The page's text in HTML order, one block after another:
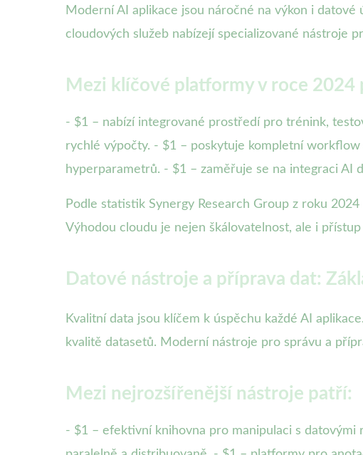
Moderní AI aplikace jsou náročné na výkon i
cloudových služeb nabízejí specializované nástroje
Mezi klíčové platformy v roce 2024
- $1 – nabízí integrované prostředí pro trénink,
rychlé výpočty. - $1 – poskytuje kompletní
hyperparametrů. - $1 – zaměřuje se na integraci
Podle statistik Synergy Research Group z roku
Výhodou cloudu je nejen škálovatelnost, ale i
Datové nástroje a příprava dat:
Kvalitní data jsou klíčem k úspěchu každé AI
kvalitě datasetů. Moderní nástroje pro správu a
Mezi nejrozšířenější nástroje patří:
- $1 – efektivní knihovna pro manipulaci s